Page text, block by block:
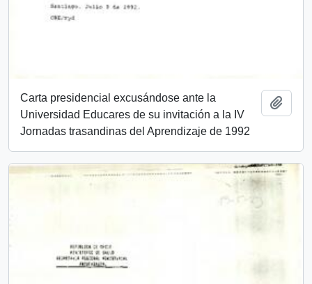
Carta presidencial excusándose ante la
Universidad Educares de su invitación a la IV
Jornadas trasandinas del Aprendizaje de 1992